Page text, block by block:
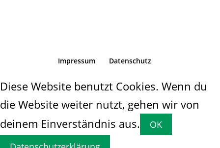
Impressum Datenschutz
Diese Website benutzt Cookies. Wenn du
die Website weiter nutzt, gehen wir von
deinem Einverständnis aus.
OK